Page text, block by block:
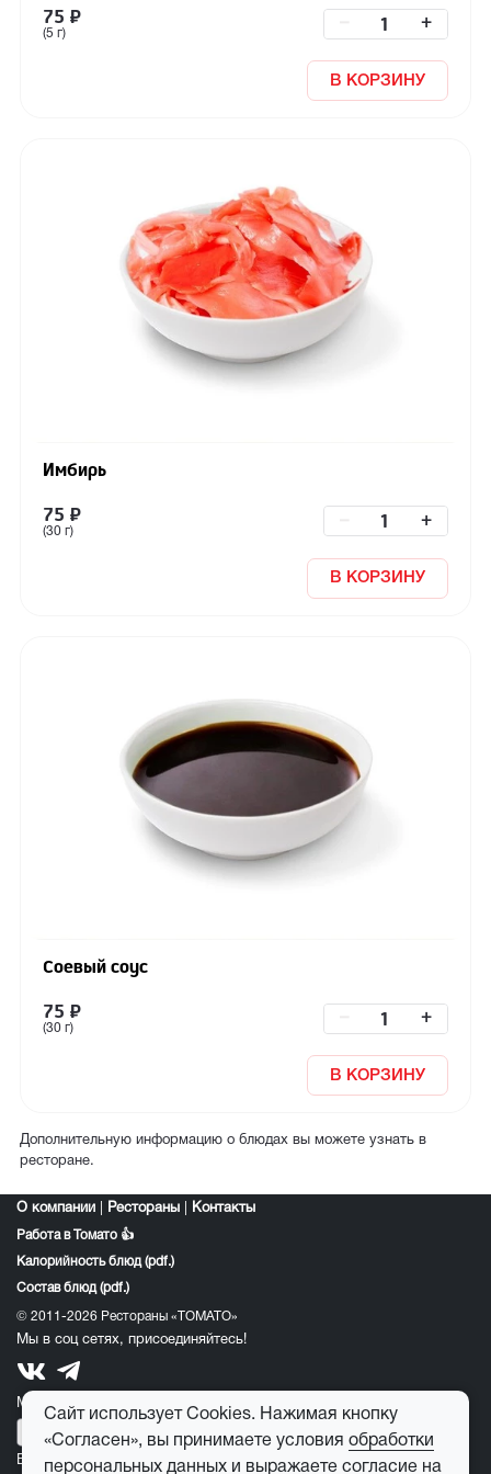
75 ₽
(5 г)
+
В КОРЗИНУ
Имбирь
75 ₽
(30 г)
+
В КОРЗИНУ
Соевый соус
75 ₽
(30 г)
+
В КОРЗИНУ
Дополнительную информацию о блюдах вы можете узнать в
ресторане.
О компании Рестораны Контакты
Работа в Томато 👍
Калорийность блюд (pdf.)
Состав блюд (pdf.)
© 2011-2026 Рестораны «ТОМАТО»
Мы в соц сетях, присоединяйтесь!
Мобильное приложение томато:
E-mail для обратной связи: feedback@tomato-pizza.ru
Сайт использует Cookies. Нажимая кнопку
«Согласен», вы принимаете условия обработки
персональных данных и выражаете согласие на